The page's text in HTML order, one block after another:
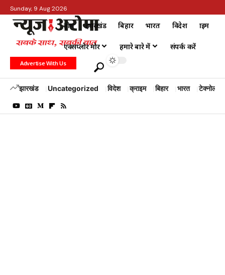
Sunday, 9 Aug 2026
होम झारखंड बिहार भारत विदेश क्राइम
एक्सप्लोर मोर हमारे बारे में संपर्क करें
Advertise With Us
झारखंड Uncategorized विदेश क्राइम बिहार भारत टेक्नोलॉजी